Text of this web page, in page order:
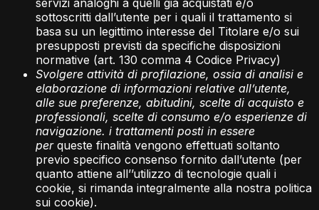
servizi analoghi a quelli già acquistati e/o
sottoscritti dall’utente per i quali il trattamento si
basa su un legittimo interesse del Titolare e/o sui
presupposti previsti da specifiche disposizioni
normative (art. 130 comma 4 Codice Privacy)
Svolgere attività di profilazione, ossia di analisi e
elaborazione di informazioni relative all’utente,
alle sue preferenze, abitudini, scelte di acquisto e
professionali, scelte di consumo e/o esperienze di
navigazione. i trattamenti posti in essere
per queste finalità vengono effettuati soltanto
previo specifico consenso fornito dall’utente (per
quanto attiene all’’utilizzo di tecnologie quali i
cookie, si rimanda integralmente alla nostra politica
sui cookie).